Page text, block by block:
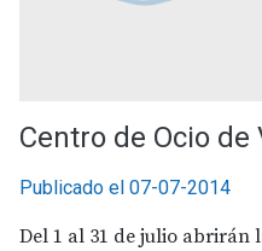
Centro de Ocio de
Publicado el 07-07-2014
Del 1 al 31 de julio abrirán